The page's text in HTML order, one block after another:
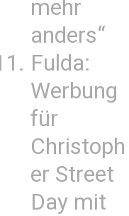
mehr
anders“
Fulda:
Werbung
für
Christoph
er Street
Day mit